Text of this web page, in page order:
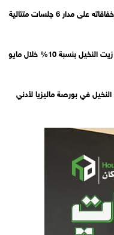
زيت النخيل يتخلص من إخفاقاته على مدار 6 جلسات متتالية
بنسبة 10% خلال مايو
النخيل في بورصة ماليزيا لأدني